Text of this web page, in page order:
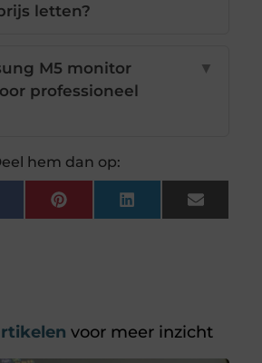
letten?
M5 monitor
professioneel
▼
hem dan op:
PinterestLinkedInEmail
voor meer inzicht